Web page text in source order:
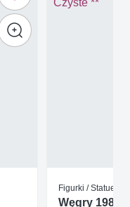
Figurki / Statuetki
Węgry 1987